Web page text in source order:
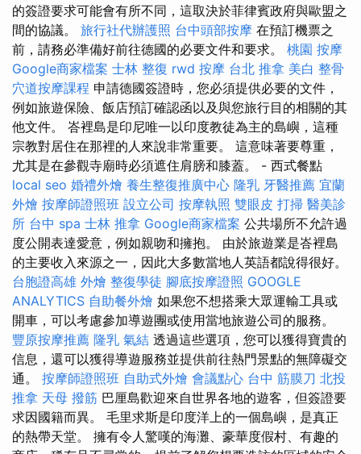
的簽證要求可能會有所不同，這取決於菲律賓政府與歐盟之
間的協議。 旅行社代辦護照 台中頭部按摩 在預訂機票之
前，請務必準備好前往德國的必要文件和要求。 桃園 按摩
Google商家檔案 士林 整復 rwd 按摩 台北 推拿 美白 整骨
穴道按摩課程 申請德國簽證時，您必須提供必要的文件，
例如旅遊保險、飯店預訂確認函以及與您旅行目的相關的其
他文件。 峇裡島是印尼唯一以印度教徒為主的島嶼，這種
宗教對居住在那裡的人來說非常重要。 這意味著要尊重，
尤其是在參觀寺廟時必須遮住肩膀和膝蓋。 - 西式餐點
local seo 婚禮外燴 養生整復推廣中心 隆乳 牙醫推薦 宜蘭
外燴 按摩師證照班 設立公司 按摩執照 雙眼皮 打掃 醫美診
所 台中 spa 士林 推拿 Google商家檔案 公共場所不允許過
度公開表達愛意，例如親吻和擁抱。 由於旅遊業是峇裡島
的主要收入來源之一，因此大多數當地人英語都說得很好。
台胞證高雄 外燴 整復學徒 腳底按摩證照 GOOGLE
ANALYTICS 自助餐外燴 如果您不想搭乘大眾運輸工具或
開車，可以考慮參加導遊團或使用當地旅遊公司的服務。
豐原按摩推薦 隆乳 氣結 透過這些選項，您可以獲得寶貴的
信息，還可以獲得導遊服務並提供前往熱門景點的無障礙交
通。 按摩師證照班 自助式外燴 會議點心 台中 筋膜刀 北投
推拿 天母 撥筋 巴厘島歡迎來自世界各地的遊客，但簽證要
求因國籍而異。 毛里求斯是印度洋上的一個島嶼，是真正
的熱帶天堂。 擁有令人驚嘆的海灘、豪華度假村、有趣的